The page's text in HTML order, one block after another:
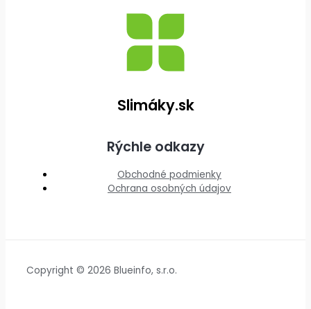
Slimáky.sk
Rýchle odkazy
Obchodné podmienky
Ochrana osobných údajov
Copyright © 2026 Blueinfo, s.r.o.